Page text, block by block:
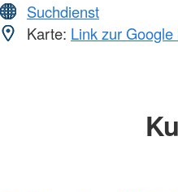
Suchdienst
Karte: Link zur